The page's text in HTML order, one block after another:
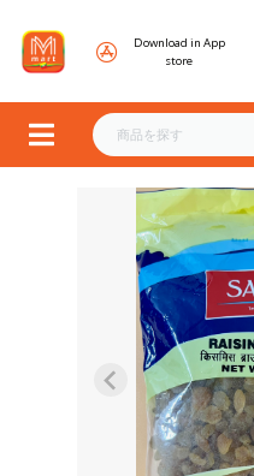
Download in App
store